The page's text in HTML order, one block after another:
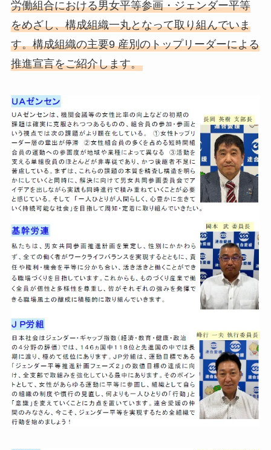
労働組合における男女平等参画・ジェンダー平等
をめざし、構成組織一丸となって取り組んでいま
す。構成組織の主要9 産別のトップリーダーによる
推進宣言をご紹介します。